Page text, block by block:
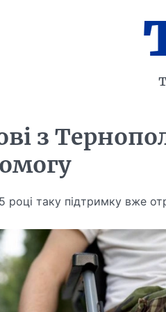
з
році таку підтримку вже